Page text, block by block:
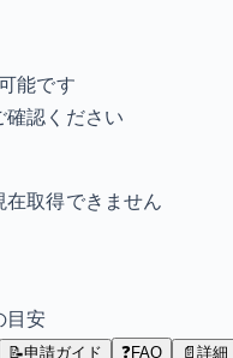
能です
確認ください
在取得できません
目安
📝申請ガイド ❓FAQ 📄 詳細